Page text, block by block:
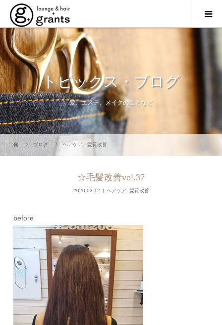
トピックス・ブログ
髪、エステ、メイクのことなど
ブログ ヘアケア ,髪質改善
☆毛髪改善vol.37
2020.03.12 ヘアケア 髪質改善
before